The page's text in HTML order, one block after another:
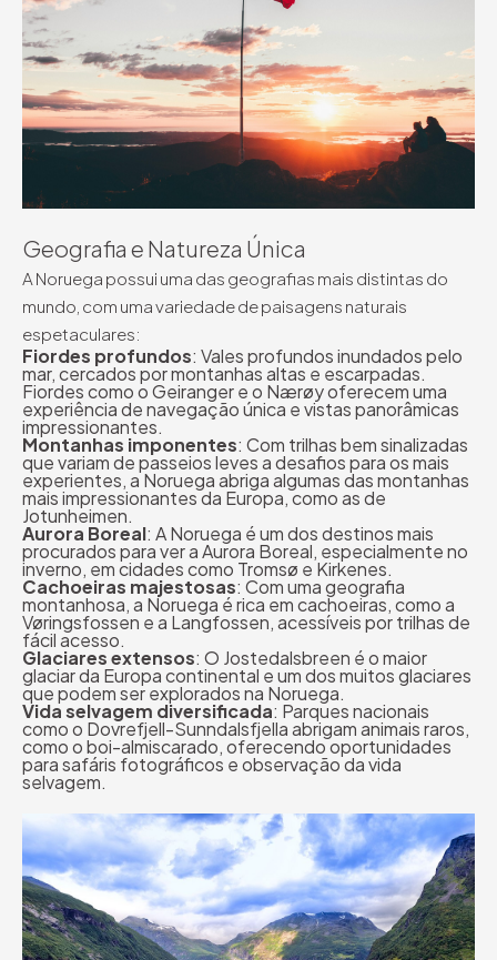
Geografia e Natureza Única
A Noruega possui uma das geografias mais distintas do
mundo, com uma variedade de paisagens naturais
espetaculares:
Fiordes profundos: Vales profundos inundados pelo
mar, cercados por montanhas altas e escarpadas.
Fiordes como o Geiranger e o Nærøy oferecem uma
experiência de navegação única e vistas panorâmicas
impressionantes.
Montanhas imponentes: Com trilhas bem sinalizadas
que variam de passeios leves a desafios para os mais
experientes, a Noruega abriga algumas das montanhas
mais impressionantes da Europa, como as de
Jotunheimen.
Aurora Boreal: A Noruega é um dos destinos mais
procurados para ver a Aurora Boreal, especialmente no
inverno, em cidades como Tromsø e Kirkenes.
Cachoeiras majestosas: Com uma geografia
montanhosa, a Noruega é rica em cachoeiras, como a
Vøringsfossen e a Langfossen, acessíveis por trilhas de
fácil acesso.
Glaciares extensos: O Jostedalsbreen é o maior
glaciar da Europa continental e um dos muitos glaciares
que podem ser explorados na Noruega.
Vida selvagem diversificada: Parques nacionais
como o Dovrefjell-Sunndalsfjella abrigam animais raros,
como o boi-almiscarado, oferecendo oportunidades
para safáris fotográficos e observação da vida
selvagem.